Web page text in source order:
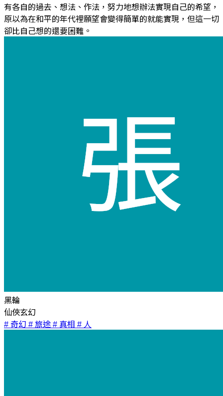
有各自的過去、想法、作法，努力地想辦法實現自己的希望，
原以為在和平的年代裡願望會變得簡單的就能實現，但這一切
卻比自己想的還要困難。
黑輪
仙俠玄幻
# 奇幻 # 旅途 # 真相 # 人